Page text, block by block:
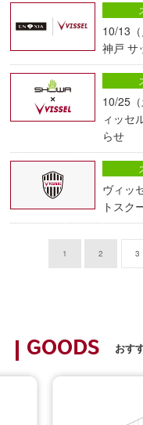
10/13
神戸 サ
10/25
ィッセ
らせ
ヴィッ
トスク
1 2 3
GOODS おす